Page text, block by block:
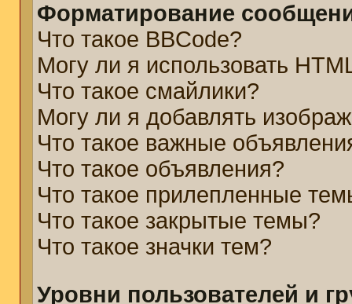
Форматирование
Что такое BBCode?
Могу ли я использовать
Что такое смайлики?
Могу ли я добавлять
Что такое важные
Что такое объявления?
Что такое прилепленные
Что такое закрытые темы?
Что такое значки тем?
Уровни пользователей и